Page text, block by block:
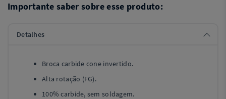
Importante saber sobre esse produto:
Detalhes
Broca carbide cone invertido.
Alta rotação (FG).
100% carbide, sem soldagem.